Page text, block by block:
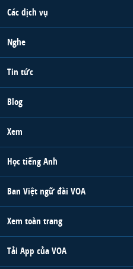
Các dịch vụ
Nghe
Tin tức
Blog
Xem
Học tiếng Anh
Ban Việt ngữ đài VOA
Xem toàn trang
Tải App của VOA